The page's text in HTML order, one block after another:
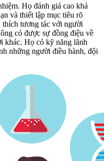
Họ đánh giá cao khả
và thiết lập mục tiêu rõ
thích tương tác với người
có được sự đồng điệu về
khác. Họ có kỹ năng lãnh
những người điều hành, đội